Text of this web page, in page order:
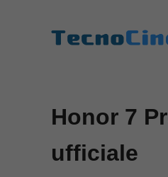
Honor 7
ufficiale